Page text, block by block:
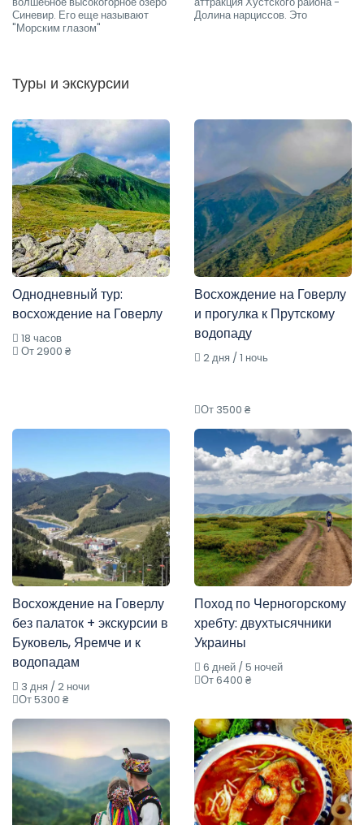
Синевир. Его еще называют
"Морским глазом"
Долина нарциссов. Это
Туры и экскурсии
Однодневный тур:
восхождение на Говерлу
18 часов
От 2900 ₴
Восхождение на Говерлу
и прогулка к Прутскому
водопаду
2 дня / 1 ночь
От 3500 ₴
Восхождение на Говерлу
без палаток + экскурсии в
Буковель, Яремче и к
водопадам
3 дня / 2 ночи
От 5300 ₴
Поход по Черногорскому
хребту: двухтысячники
Украины
6 дней / 5 ночей
От 6400 ₴